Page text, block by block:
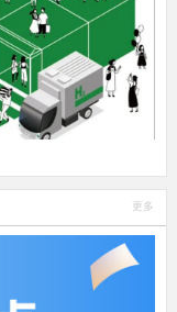
更多